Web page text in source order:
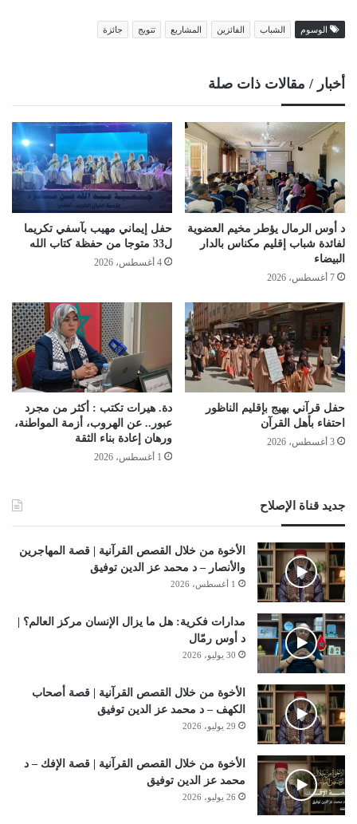
الوسوم الشباب الفائزين المشاريع تتويج جائزة
أخبار / مقالات ذات صلة
د أوس الرمال يؤطر مخيم العضوية
لفائدة شباب إقليم مكناس بالدار
البيضاء
7 أغسطس، 2026
حفل إيماني مهيب بآسفي تكريما
ل33 متوجا من حفظة كتاب الله
4 أغسطس، 2026
حفل قرآني بهيج بإقليم الناظور
احتفاء بأهل القرآن
3 أغسطس، 2026
دة. هيرات تكتب : أكثر من مجرد
عبور.. عن الهروب، أزمة المواطنة،
ورهان إعادة بناء الثقة
1 أغسطس، 2026
جديد قناة الإصلاح
الأخوة من خلال القصص القرآنية | قصة المهاجرين
والأنصار – د محمد عز الدين توفيق
1 أغسطس، 2026
مدارات فكرية: هل ما يزال الإنسان مركز العالم؟ |
د أوس رمّال
30 يوليو، 2026
الأخوة من خلال القصص القرآنية | قصة أصحاب
الكهف – د محمد عز الدين توفيق
29 يوليو، 2026
الأخوة من خلال القصص القرآنية | قصة الإفك – د
محمد عز الدين توفيق
26 يوليو، 2026